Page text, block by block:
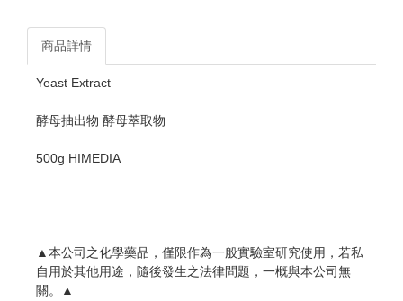
商品詳情
Yeast Extract
酵母抽出物 酵母萃取物
500g HIMEDIA
▲本公司之化學藥品，僅限作為一般實驗室研究使用，若私
自用於其他用途，隨後發生之法律問題，一概與本公司無
關。▲